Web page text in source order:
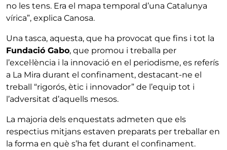
no les tens. Era el mapa temporal d’una Catalunya
vírica”, explica Canosa.
Una tasca, aquesta, que ha provocat que fins i tot la
Fundació Gabo, que promou i treballa per
l’excel·lència i la innovació en el periodisme, es referís
a La Mira durant el confinament, destacant-ne el
treball “rigorós, ètic i innovador” de l’equip tot i
l’adversitat d’aquells mesos.
La majoria dels enquestats admeten que els
respectius mitjans estaven preparats per treballar en
la forma en què s’ha fet durant el confinament.